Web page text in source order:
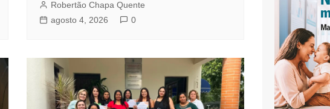
Robertão Chapa Quente
agosto 4, 2026
0